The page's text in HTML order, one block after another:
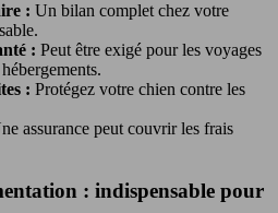
: Un bilan complet chez votre
: Peut être exigé pour les voyages
: Protégez votre chien contre les
assurance peut couvrir les frais
: indispensable pour